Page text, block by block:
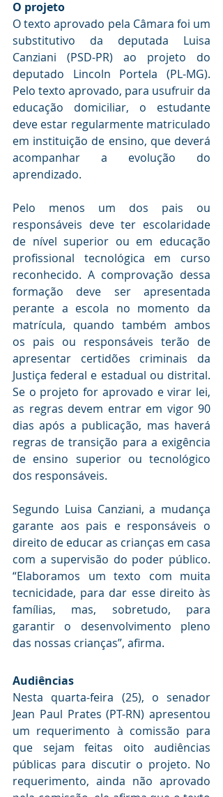
O projeto
O texto aprovado pela Câmara foi um
substitutivo da deputada Luisa
Canziani (PSD-PR) ao projeto do
deputado Lincoln Portela (PL-MG).
Pelo texto aprovado, para usufruir da
educação domiciliar, o estudante
deve estar regularmente matriculado
em instituição de ensino, que deverá
acompanhar a evolução do
aprendizado.
Pelo menos um dos pais ou
responsáveis deve ter escolaridade
de nível superior ou em educação
profissional tecnológica em curso
reconhecido. A comprovação dessa
formação deve ser apresentada
perante a escola no momento da
matrícula, quando também ambos
os pais ou responsáveis terão de
apresentar certidões criminais da
Justiça federal e estadual ou distrital.
Se o projeto for aprovado e virar lei,
as regras devem entrar em vigor 90
dias após a publicação, mas haverá
regras de transição para a exigência
de ensino superior ou tecnológico
dos responsáveis.
Segundo Luisa Canziani, a mudança
garante aos pais e responsáveis o
direito de educar as crianças em casa
com a supervisão do poder público.
“Elaboramos um texto com muita
tecnicidade, para dar esse direito às
famílias, mas, sobretudo, para
garantir o desenvolvimento pleno
das nossas crianças”, afirma.
Audiências
Nesta quarta-feira (25), o senador
Jean Paul Prates (PT-RN) apresentou
um requerimento à comissão para
que sejam feitas oito audiências
públicas para discutir o projeto. No
requerimento, ainda não aprovado